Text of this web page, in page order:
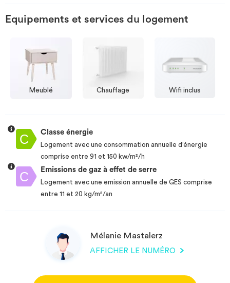
Equipements et services du logement
Meublé Chauffage Wifi inclus
Classe énergie
Logement avec une consommation annuelle d’énergie
comprise entre 91 et 150 kw/m²/h
Emissions de gaz à effet de serre
Logement avec une emission annuelle de GES comprise
entre 11 et 20 kg/m²/an
Mélanie Mastalerz
AFFICHER LE NUMÉRO